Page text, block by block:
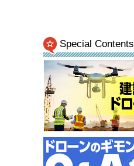
Special Contents